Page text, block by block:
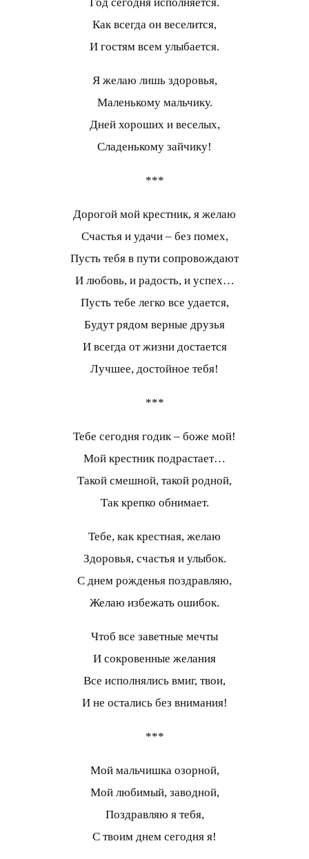
Год сегодня исполняется.
Как всегда он веселится,
И гостям всем улыбается.
Я желаю лишь здоровья,
Маленькому мальчику.
Дней хороших и веселых,
Сладенькому зайчику!
***
Дорогой мой крестник, я желаю
Счастья и удачи – без помех,
Пусть тебя в пути сопровождают
И любовь, и радость, и успех…
Пусть тебе легко все удается,
Будут рядом верные друзья
И всегда от жизни достается
Лучшее, достойное тебя!
***
Тебе сегодня годик – боже мой!
Мой крестник подрастает…
Такой смешной, такой родной,
Так крепко обнимает.
Тебе, как крестная, желаю
Здоровья, счастья и улыбок.
С днем рожденья поздравляю,
Желаю избежать ошибок.
Чтоб все заветные мечты
И сокровенные желания
Все исполнялись вмиг, твои,
И не остались без внимания!
***
Мой мальчишка озорной,
Мой любимый, заводной,
Поздравляю я тебя,
С твоим днем сегодня я!